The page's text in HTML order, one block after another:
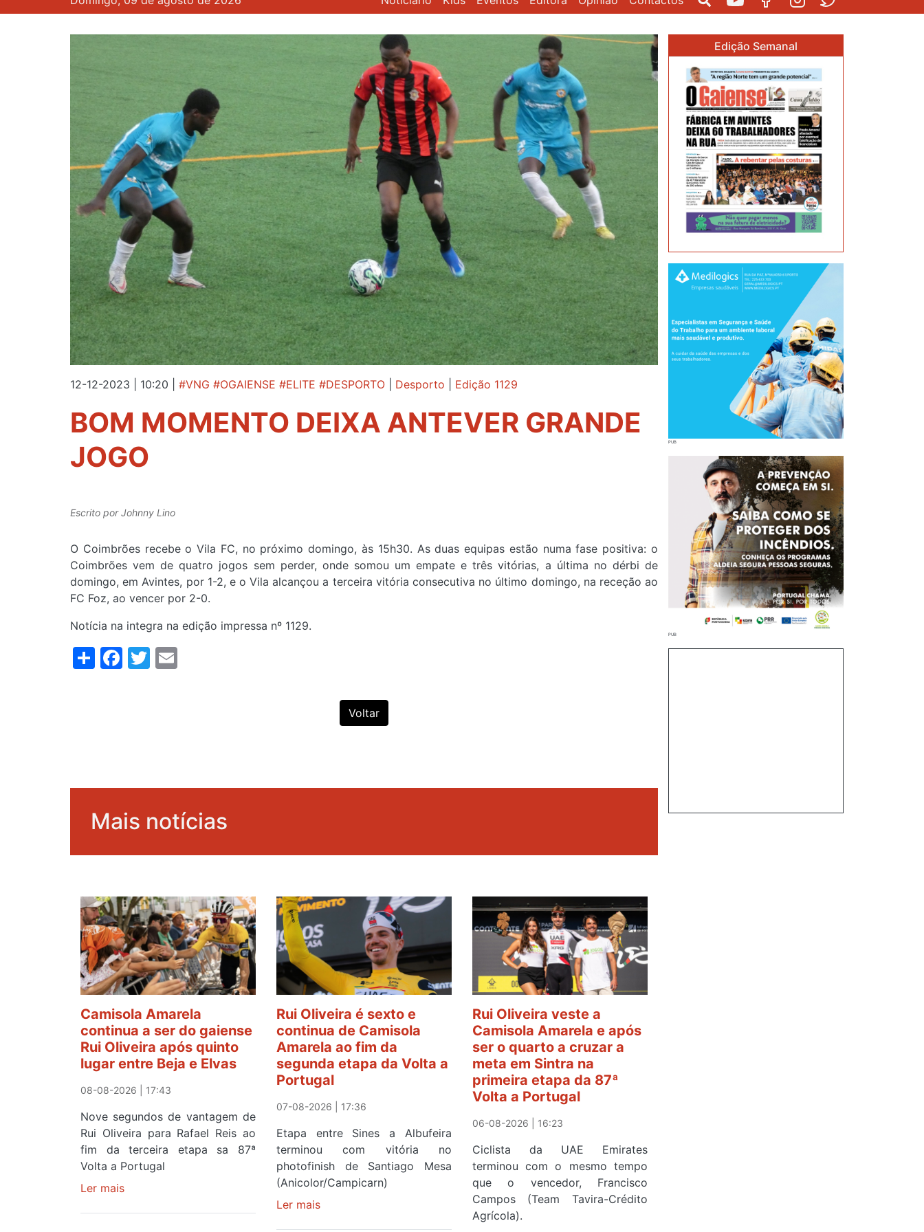
12-12-2023 | 10:20 #VNG #OGAIENSE #ELITE #DESPORTO Desporto Edição 1129
BOM MOMENTO DEIXA ANTEVER GRANDE
JOGO
Escrito porJohnny Lino
O Coimbrões recebe o Vila FC, no próximo domingo, às 15h30. As duas equipas estão numa fase positiva: o
Coimbrões vem de quatro jogos sem perder, onde somou um empate e três vitórias, a última no dérbi de
domingo, em Avintes, por 1-2, e o Vila alcançou a terceira vitória consecutiva no último domingo, na receção ao
FC Foz, ao vencer por 2-0.
Notícia na integra na edição impressa nº 1129.
ShareFacebook
Twitter
Voltar
Mais notícias
Camisola Amarela
continua a ser do gaiense
Rui Oliveira após quinto
lugar entre Beja e Elvas
08-08-2026 | 17:43
Nove segundos de vantagem de
Rui Oliveira para Rafael Reis ao
fim da terceira etapa sa 87ª
Volta a Portugal
Ler mais
Rui Oliveira é sexto e
continua de Camisola
Amarela ao fim da
segunda etapa da Volta a
Portugal
07-08-2026 | 17:36
Etapa entre Sines a Albufeira
terminou com vitória no
photofinish de Santiago Mesa
(Anicolor/Campicarn)
Ler maissobre
Rui Oliveira veste a
Camisola Amarela e após
ser o quarto a cruzar a
meta em Sintra na
primeira etapa da 87ª
Volta a Portugal
06-08-2026 | 16:23
Ciclista da UAE Emirates
terminou com o mesmo tempo
que o vencedor, Francisco
Campos (Team Tavira-Crédito
Agrícola).
Edição Semanal